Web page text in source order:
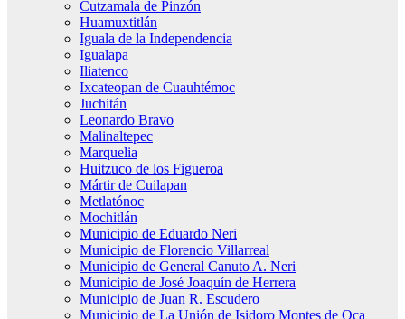
Cutzamala de Pinzón
Huamuxtitlán
Iguala de la Independencia
Igualapa
Iliatenco
Ixcateopan de Cuauhtémoc
Juchitán
Leonardo Bravo
Malinaltepec
Marquelia
Huitzuco de los Figueroa
Mártir de Cuilapan
Metlatónoc
Mochitlán
Municipio de Eduardo Neri
Municipio de Florencio Villarreal
Municipio de General Canuto A. Neri
Municipio de José Joaquín de Herrera
Municipio de Juan R. Escudero
Municipio de La Unión de Isidoro Montes de Oca